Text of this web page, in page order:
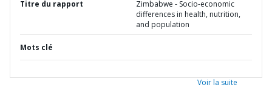
Titre du rapport
Zimbabwe - Socio-economic
differences in health, nutrition,
and population
Mots clé
Voir la suite